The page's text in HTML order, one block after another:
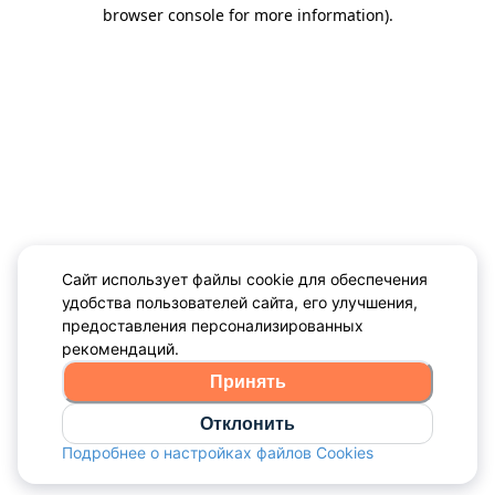
browser console for more information).
Сайт использует файлы cookie для обеспечения
удобства пользователей сайта, его улучшения,
предоставления персонализированных
рекомендаций.
Принять
Отклонить
Подробнее о настройках файлов Cookies